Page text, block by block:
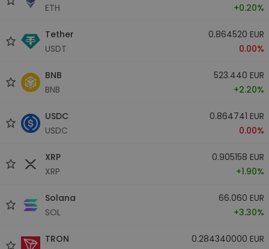
ETH
+0.20%
Tether
USDT
0.864520 EUR
0.00%
BNB
BNB
523.440 EUR
+2.20%
USDC
USDC
0.864741 EUR
0.00%
XRP
XRP
0.905158 EUR
+1.90%
Solana
SOL
66.060 EUR
+3.30%
TRON
0.284340000 EUR